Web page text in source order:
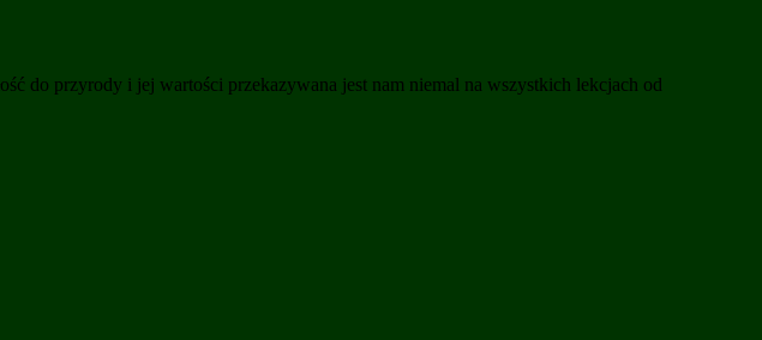
do przyrody i jej wartości przekazywana jest nam niemal na wszystkich lekcjach od